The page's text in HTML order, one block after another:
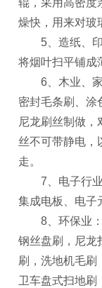
辊，采用高密度
燥快，用来对玻
5、造纸、印
将烟叶扫平铺成
6、木业、家
密封毛条刷、涂
尼龙刷丝制做，
丝不可带静电，
走。
7、电子行业
集成电板、电子
8、环保业：
钢丝盘刷，尼龙
刷，洗地机毛刷
卫车盘式扫地刷